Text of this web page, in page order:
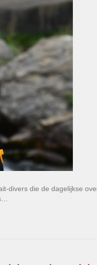
divers die de dagelijkse